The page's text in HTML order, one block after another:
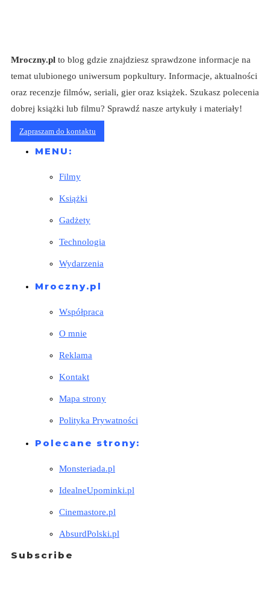
Mroczny.pl to blog gdzie znajdziesz sprawdzone informacje na
temat ulubionego uniwersum popkultury. Informacje, aktualności
oraz recenzje filmów, seriali, gier oraz książek. Szukasz polecenia
dobrej książki lub filmu? Sprawdź nasze artykuły i materiały!
Zapraszam do kontaktu
MENU:
Filmy
Książki
Gadżety
Technologia
Wydarzenia
Mroczny.pl
Współpraca
O mnie
Reklama
Kontakt
Mapa strony
Polityka Prywatności
Polecane strony:
Monsteriada.pl
IdealneUpominki.pl
Cinemastore.pl
AbsurdPolski.pl
Subscribe